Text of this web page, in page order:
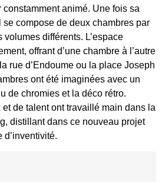
constamment animé. Une fois sa
se compose de deux chambres par
différents. L’espace
offrant d’une chambre à l’autre
rue d’Endoume ou la place Joseph
ont été imaginées avec un
de chromies et la déco rétro.
de talent ont travaillé main dans la
distillant dans ce nouveau projet
d’inventivité.